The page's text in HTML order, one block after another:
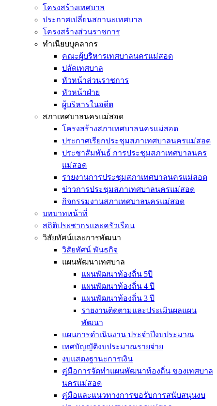
โครงสร้างเทศบาล
ประกาศเปลี่ยนสถานะเทศบาล
โครงสร้างส่วนราชการ
ทำเนียบบุคลากร
คณะผู้บริหารเทศบาลนครแม่สอด
ปลัดเทศบาล
หัวหน้าส่วนราชการ
หัวหน้าฝ่าย
ผู้บริหารในอดีต
สภาเทศบาลนครแม่สอด
โครงสร้างสภาเทศบาลนครแม่สอด
ประกาศเรียกประชุมสภาเทศบาลนครแม่สอด
ประชาสัมพันธ์ การประชุมสภาเทศบาลนคร
แม่สอด
รายงานการประชุมสภาเทศบาลนครแม่สอด
ข่าวการประชุมสภาเทศบาลนครแม่สอด
กิจกรรมงานสภาเทศบาลนครแม่สอด
บทบาทหน้าที่
สถิติประชากรและครัวเรือน
วิสัยทัศน์และการพัฒนา
วิสัยทัศน์ พันธกิจ
แผนพัฒนาเทศบาล
แผนพัฒนาท้องถิ่น 5ปี
แผนพัฒนาท้องถิ่น 4 ปี
แผนพัฒนาท้องถิ่น 3 ปี
รายงานติดตามและประเมินผลแผน
พัฒนา
แผนการดำเนินงาน ประจำปีงบประมาณ
เทศบัญญัติงบประมาณรายจ่าย
งบแสดงฐานะการเงิน
คู่มือการจัดทำแผนพัฒนาท้องถิ่น ของเทศบาล
นครแม่สอด
คู่มือและแนวทางการขอรับการสนับสนุนงบ